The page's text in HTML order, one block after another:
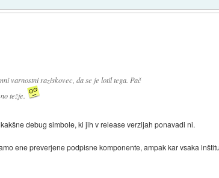
varnostni raziskovec, da se je lotil tega. Pač
težje.
debug simbole, ki jih v release verzijah ponavadi ni.
ene preverjene podpisne komponente, ampak kar vsaka